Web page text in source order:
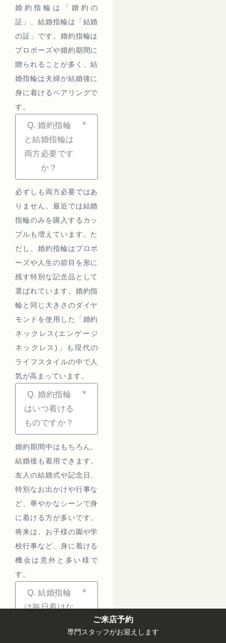
婚約指輪は「婚約の
証」、結婚指輪は「結婚
の証」です。婚約指輪は
プロポーズや婚約期間に
贈られることが多く、結
婚指輪は夫婦が結婚後に
身に着けるペアリングで
す。
Q. 婚約指輪
と結婚指輪は
両方必要です
か？
+
必ずしも両方必要ではあ
りません。最近では結婚
指輪のみを購入するカッ
プルも増えています。た
だし、婚約指輪はプロポ
ーズや人生の節目を形に
残す特別な記念品として
選ばれています。婚約指
輪と同じ大きさのダイヤ
モンドを使用した「婚約
ネックレス(エンゲージ
ネックレス)」も現代の
ライフスタイルの中で人
気が高まっています。
Q. 婚約指輪
はいつ着ける
ものですか？
+
婚約期間中はもちろん、
結婚後も着用できます。
友人の結婚式や記念日、
特別なお出かけや行事な
ど、華やかなシーンで身
に着ける方が多いです。
将来は、お子様の園や学
校行事など、身に着ける
機会は意外と多い様で
す。
Q. 結婚指輪
は毎日着けな
+
ご来店予約
専門スタッフがお迎えします